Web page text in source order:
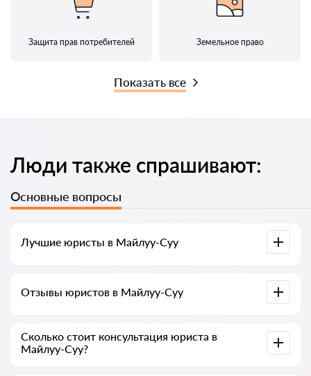
Защита прав потребителей Земельное право
Показать все
Люди также спрашивают:
Основные вопросы
Лучшие юристы в Майлуу-Суу
полной информацией. Цены, отзывы, номер телефона и
Отзывы юристов в Майлуу-Суу
мы не удаляем отрицательные отзывы и нет
возможности накрутить его.
Сколько стоит консультация юриста в
Майлуу-Суу?